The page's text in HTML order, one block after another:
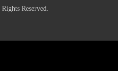
Reserved.